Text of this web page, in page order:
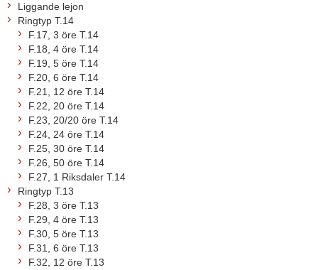
Liggande lejon
Ringtyp T.14
F.17, 3 öre T.14
F.18, 4 öre T.14
F.19, 5 öre T.14
F.20, 6 öre T.14
F.21, 12 öre T.14
F.22, 20 öre T.14
F.23, 20/20 öre T.14
F.24, 24 öre T.14
F.25, 30 öre T.14
F.26, 50 öre T.14
F.27, 1 Riksdaler T.14
Ringtyp T.13
F.28, 3 öre T.13
F.29, 4 öre T.13
F.30, 5 öre T.13
F.31, 6 öre T.13
F.32, 12 öre T.13